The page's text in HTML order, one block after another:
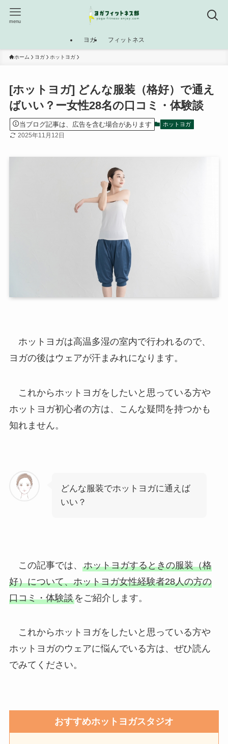
menu
ヨガ フィットネス
ホーム ヨガ ホットヨガ
[ホットヨガ] どんな服装（格好）で通え
ばいい？ー女性28名の口コミ・体験談
当ブログ記事は、広告を含む場合があります ホットヨガ
2025年11月12日
ホットヨガは高温多湿の室内で行われるので、
ヨガの後はウェアが汗まみれになります。
これからホットヨガをしたいと思っている方や
ホットヨガ初心者の方は、こんな疑問を持つかも
知れません。
どんな服装でホットヨガに通えば
いい？
この記事では、 ホットヨガするときの服装（格
好）について、ホットヨガ女性経験者28人の方の
口コミ・体験談をご紹介します。
これからホットヨガをしたいと思っている方や
ホットヨガのウェアに悩んでいる方は、ぜひ読ん
でみてください。
おすすめホットヨガスタジオ